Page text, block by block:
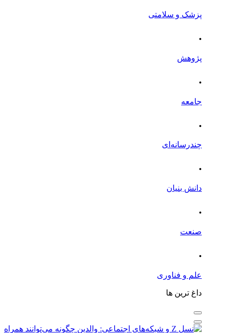
پزشک و سلامتی
.
پژوهش
.
جامعه
.
چندرسانه‌ای
.
دانش بنیان
.
صنعت
.
علم و فناوری
داغ ترین ها